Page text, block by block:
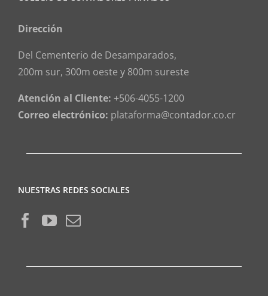
Dirección
Del Cementerio de Desamparados,
200m sur, 300m oeste y 800m sureste
Atención al Cliente: +506-4055-1200
Correo electrónico: plataforma@contador.co.cr
NUESTRAS REDES SOCIALES